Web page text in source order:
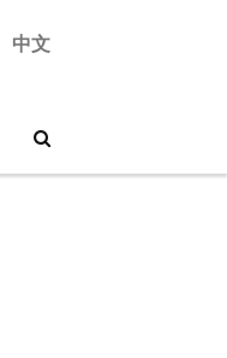
中文